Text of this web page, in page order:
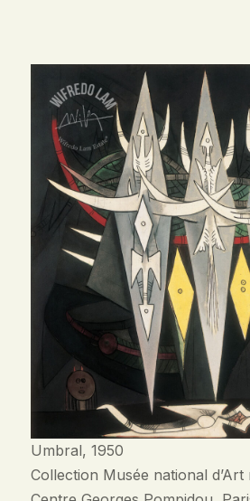
Umbral, 1950
Collection Musée national d’Art